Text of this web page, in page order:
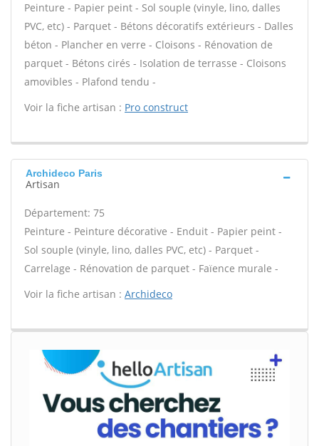
Peinture - Papier peint - Sol souple (vinyle, lino, dalles
PVC, etc) - Parquet - Bétons décoratifs extérieurs - Dalles
béton - Plancher en verre - Cloisons - Rénovation de
parquet - Bétons cirés - Isolation de terrasse - Cloisons
amovibles - Plafond tendu -
Voir la fiche artisan : Pro construct
Archideco Paris
Artisan
Département: 75
Peinture - Peinture décorative - Enduit - Papier peint -
Sol souple (vinyle, lino, dalles PVC, etc) - Parquet -
Carrelage - Rénovation de parquet - Faïence murale -
Voir la fiche artisan : Archideco